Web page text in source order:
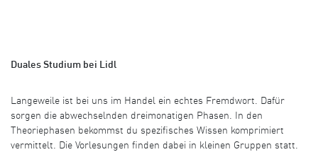
Duales Studium bei Lidl
Langeweile ist bei uns im Handel ein echtes Fremdwort. Dafür
sorgen die abwechselnden dreimonatigen Phasen. In den
Theoriephasen bekommst du spezifisches Wissen komprimiert
vermittelt. Die Vorlesungen finden dabei in kleinen Gruppen statt.